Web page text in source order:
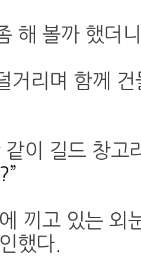
해 볼까 했더니
거리며 함께
이 길드 창고
?”
끼고 있는 외
했다.